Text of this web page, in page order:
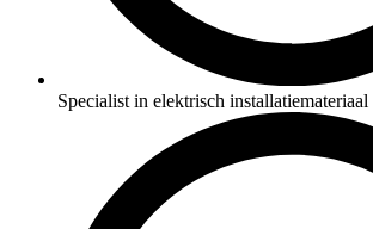
Specialist in elektrisch installatiemateriaal